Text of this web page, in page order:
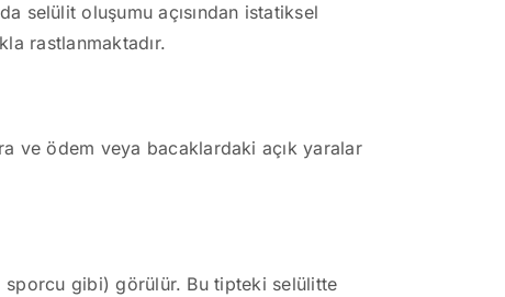
selülit oluşumu açısından istatiksel
rastlanmaktadır.
ve ödem veya bacaklardaki açık yaralar
gibi) görülür. Bu tipteki selülitte